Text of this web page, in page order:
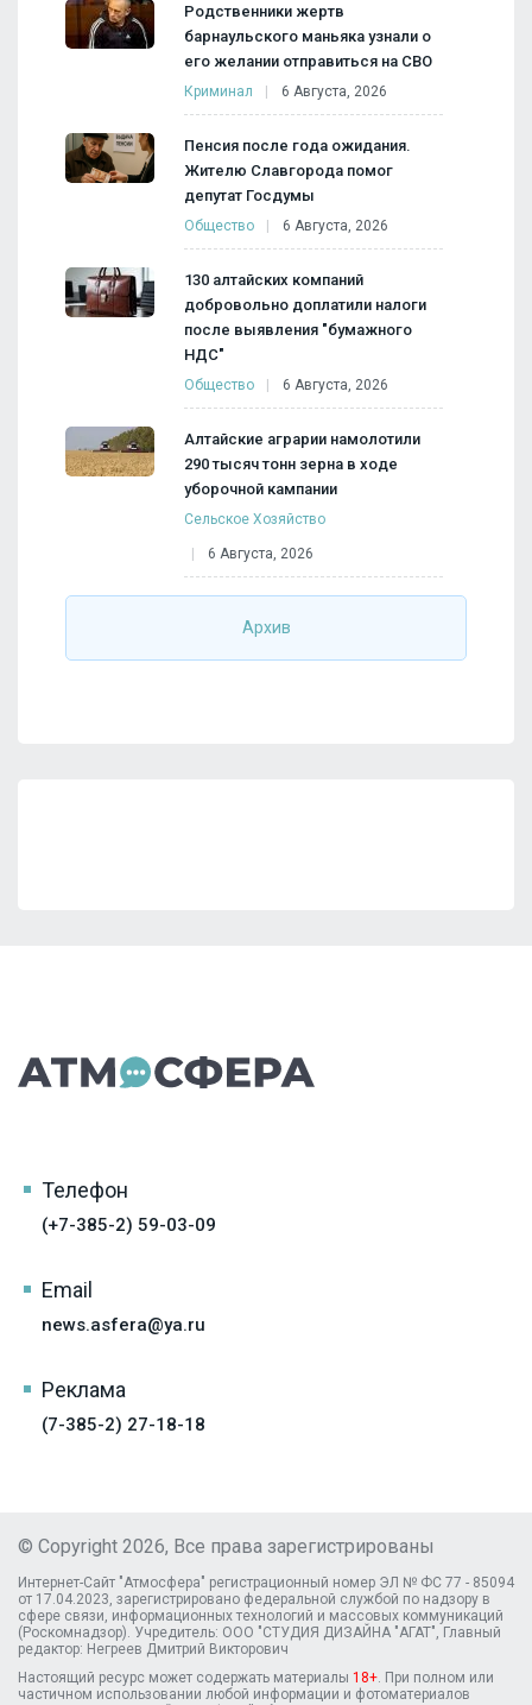
Родственники жертв
барнаульского маньяка узнали о
его желании отправиться на СВО
Криминал 6 Августа, 2026
Пенсия после года ожидания.
Жителю Славгорода помог
депутат Госдумы
Общество 6 Августа, 2026
130 алтайских компаний
добровольно доплатили налоги
после выявления "бумажного
НДС"
Общество 6 Августа, 2026
Алтайские аграрии намолотили
290 тысяч тонн зерна в ходе
уборочной кампании
Сельское Хозяйство
6 Августа, 2026
Архив
Телефон
(+7-385-2) 59-03-09
Email
news.asfera@ya.ru
Реклама
(7-385-2) 27-18-18
© Copyright 2026, Все права зарегистрированы
Интернет-Сайт "Атмосфера" регистрационный номер ЭЛ № ФС 77 - 85094
от 17.04.2023, зарегистрировано федеральной службой по надзору в
сфере связи, информационных технологий и массовых коммуникаций
(Роскомнадзор). Учредитель: ООО "СТУДИЯ ДИЗАЙНА "АГАТ", Главный
редактор: Негреев Дмитрий Викторович
Настоящий ресурс может содержать материалы 18+ . При полном или
частичном использовании любой информации и фотоматериалов